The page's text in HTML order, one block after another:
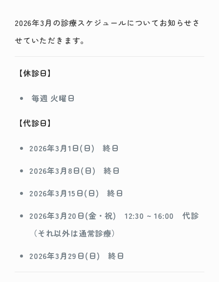
2026年3月の診療スケジュールについてお知らせさ
せていただきます。
【休診日】
毎週 火曜日
【代診日】
2026年3月1日(日) 終日
2026年3月8日(日) 終日
2026年3月15日(日) 終日
2026年3月20日(金・祝) 12:30 ~ 16:00 代診
（それ以外は通常診療）
2026年3月29日(日) 終日